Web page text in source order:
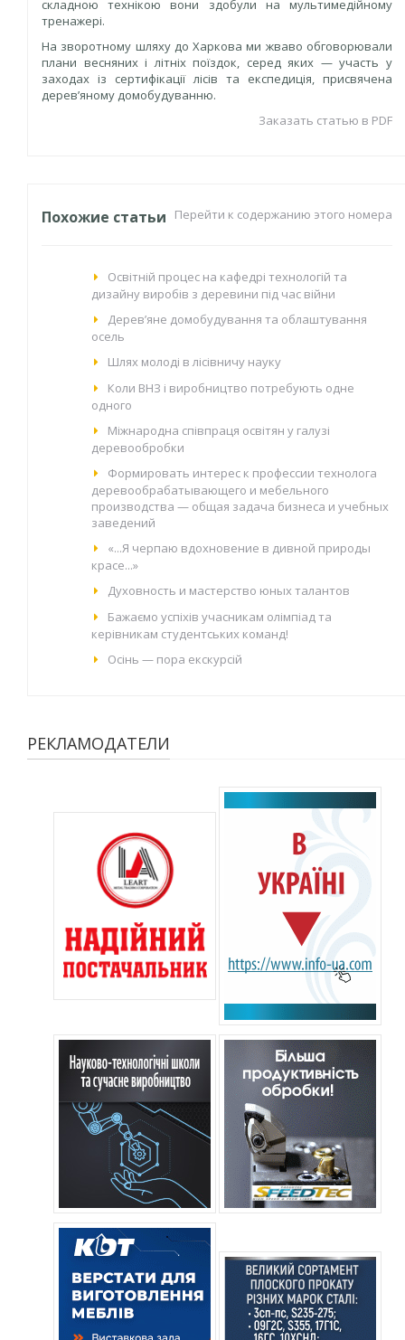
складною технікою вони здобули на мультимедійному
тренажері.
На зворотному шляху до Харкова ми жваво обговорювали
плани весняних і літніх поїздок, серед яких — участь у
заходах із сертифікації лісів та експедиція, присвячена
дерев’яному домобудуванню.
Заказать статью в PDF
Похожие статьи Перейти к содержанию этого номера
Освітній процес на кафедрі технологій та
дизайну виробів з деревини під час війни
Дерев’яне домобудування та облаштування
осель
Шлях молоді в лісівничу науку
Коли ВНЗ і виробництво потребують одне
одного
Міжнародна співпраця освітян у галузі
деревообробки
Формировать интерес к профессии технолога
деревообрабатывающего и мебельного
производства — общая задача бизнеса и учебных
заведений
«...Я черпаю вдохновение в дивной природы
красе...»
Духовность и мастерство юных талантов
Бажаємо успіхів учасникам олімпіад та
керівникам студентських команд!
Осінь — пора екскурсій
РЕКЛАМОДАТЕЛИ